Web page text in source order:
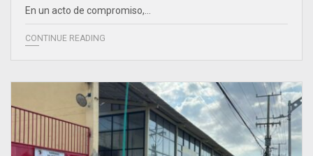
En un acto de compromiso,…
CONTINUE READING